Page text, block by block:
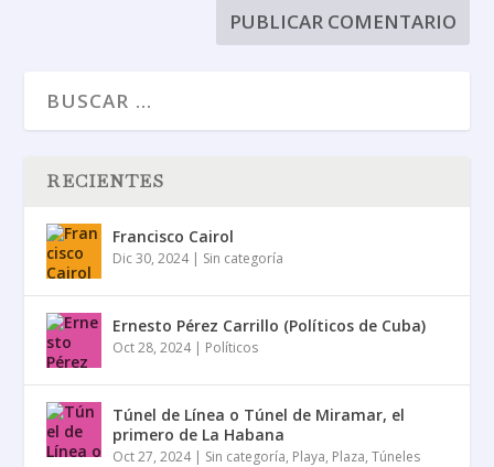
RECIENTES
Francisco Cairol
Dic 30, 2024| Sin categoría
Ernesto Pérez Carrillo (Políticos de Cuba)
Oct 28, 2024| Políticos
Túnel de Línea o Túnel de Miramar, el
primero de La Habana
Oct 27, 2024| Sin categoría, Playa, Plaza,Túneles